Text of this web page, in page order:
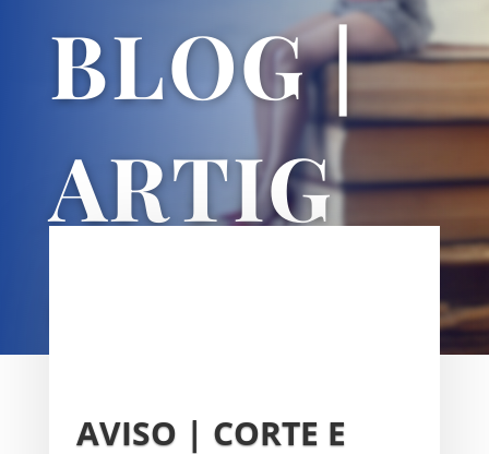
BLOG |
ARTIG
AVISO | CORTE E